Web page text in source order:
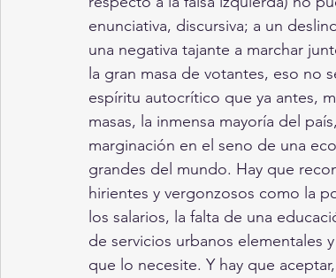
enunciativa, discursiva; a un
una negativa tajante a marchar
la gran masa de votantes, eso no
espíritu autocrítico que ya antes,
masas, la inmensa mayoría del
marginación en el seno de una
grandes del mundo. Hay que
hirientes y vergonzosos como la
los salarios, la falta de una
de servicios urbanos elementales
que lo necesite. Y hay que